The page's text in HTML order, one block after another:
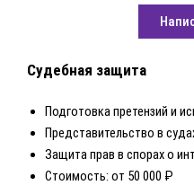
Судебная защита
Подготовка претензий и
Представительство в
Защита прав в спорах о
Стоимость: от 50 000 ₽